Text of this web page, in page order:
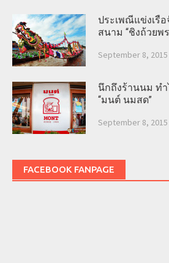
ประเพณีแข่งเรื
สนาม “ชิงถ้วยพ
September 8, 2015
นึกถึงร้านนม ท
“มนต์ นมสด”
September 8, 2015
FACEBOOK FANPAGE